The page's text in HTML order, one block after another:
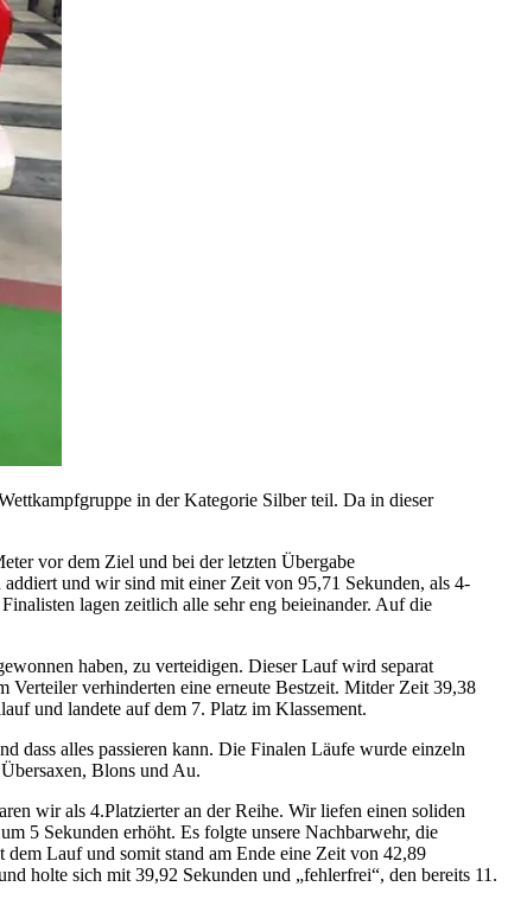
in der Kategorie Silber teil. Da in dieser
vor dem Ziel und bei der letzten Übergabe
und wir sind mit einer Zeit von 95,71 Sekunden, als 4-
lagen zeitlich alle sehr eng beieinander. Auf die
haben, zu verteidigen. Dieser Lauf wird separat
Verteiler verhinderten eine erneute Bestzeit. Mitder Zeit 39,38
und landete auf dem 7. Platz im Klassement.
dass alles passieren kann. Die Finalen Läufe wurde einzeln
Blons und Au.
wir als 4.Platzierter an der Reihe. Wir liefen einen soliden
5 Sekunden erhöht. Es folgte unsere Nachbarwehr, die
Lauf und somit stand am Ende eine Zeit von 42,89
holte sich mit 39,92 Sekunden und „fehlerfrei“, den bereits 11.